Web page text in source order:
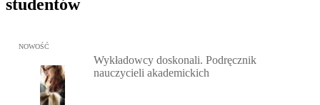
studentów
Przejdź do: Wykładowcy doskonali. Podręcznik nauczycieli
NOWOŚĆ
Wykładowcy doskonali. Podręcznik
nauczycieli akademickich